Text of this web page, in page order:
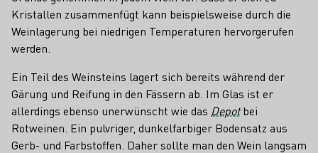
Kristallen zusammenfügt kann beispielsweise durch die
Weinlagerung bei niedrigen Temperaturen hervorgerufen
werden.
Ein Teil des Weinsteins lagert sich bereits während der
Gärung und Reifung in den Fässern ab. Im Glas ist er
allerdings ebenso unerwünscht wie das Depotbei
Rotweinen. Ein pulvriger, dunkelfarbiger Bodensatz aus
Gerb- und Farbstoffen. Daher sollte man den Wein langsam